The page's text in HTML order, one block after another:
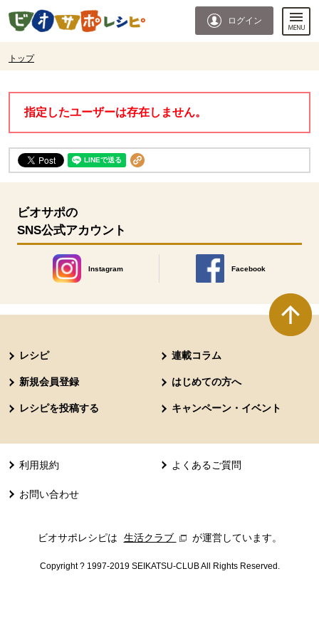
ページの先頭です。
ログイン
トップ
現在位置ここまで
指定したユーザーは存在しません。
ビオサポの
SNS公式アカウント
Instagram
別のウィンドウで開きます。
Facebook
別のウィンドウで開きます
レシピ 連載コラム
新規会員登録 はじめての方へ
レシピを投稿する キャンペーン・イベント
利用規約 よくあるご質問
お問い合わせ
ビオサポレシピは 生活クラブ 別のウィンドウで開きます。
が運営しています。
Copyright ? 1997-2019 SEIKATSU-CLUB All Rights Reserved.